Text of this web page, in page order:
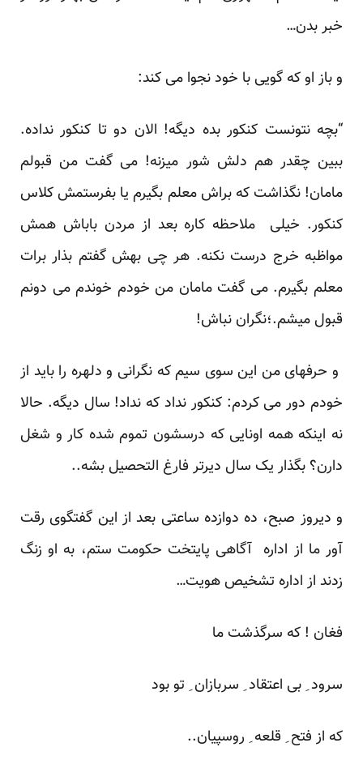
خبر بدن…
و باز او که گویی با خود نجوا می کند:
“بچه نتونست کنکور بده دیگه! الان دو تا کنکور نداده.
ببین چقدر هم دلش شور میزنه! می گفت من قبولم
مامان! نگذاشت که براش معلم بگیرم یا بفرستمش کلاس
کنکور. خیلی ملاحظه کاره بعد از مردن باباش همش
مواظبه خرج درست نکنه. هر چی بهش گفتم بذار برات
معلم بگیرم. می گفت مامان من خودم خوندم می دونم
قبول میشم.؛نگران نباش!
و حرفهای من این سوی سیم که نگرانی و دلهره را باید از
خودم دور می کردم: کنکور نداد که نداد! سال دیگه. حالا
نه اینکه همه اونایی که درسشون تموم شده کار و شغل
دارن؟ بگذار یک سال دیرتر فارغ التحصیل بشه..
و دیروز صبح، ده دوازده ساعتی بعد از این گفتگوی رقت
آور ما از اداره آگاهی پایتخت حکومت ستم، به او زنگ
زدند از اداره تشخیص هویت…
فغان ! که سرگذشت ما
سرود ِ بی اعتقاد ِ سربازان ِ تو بود
که از فتح ِ قلعه ِ روسپیان..